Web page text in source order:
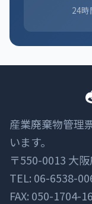
24
産業廃棄物管理
います。
〒550-0013 大
TEL: 06-6538-
FAX: 050-1704-